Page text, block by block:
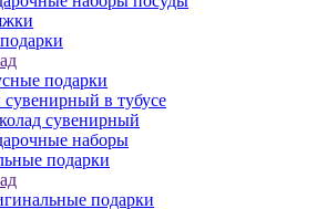
подарки
сувенирный в тубусе
сувенирный
наборы
подарки
подарки